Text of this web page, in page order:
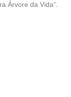
Árvore da Vida”.